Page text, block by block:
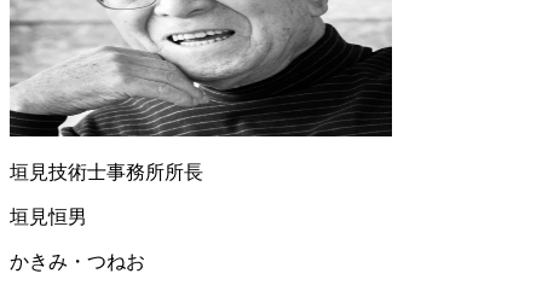
垣見技術士事務所所長
垣見恒男
かきみ・つねお